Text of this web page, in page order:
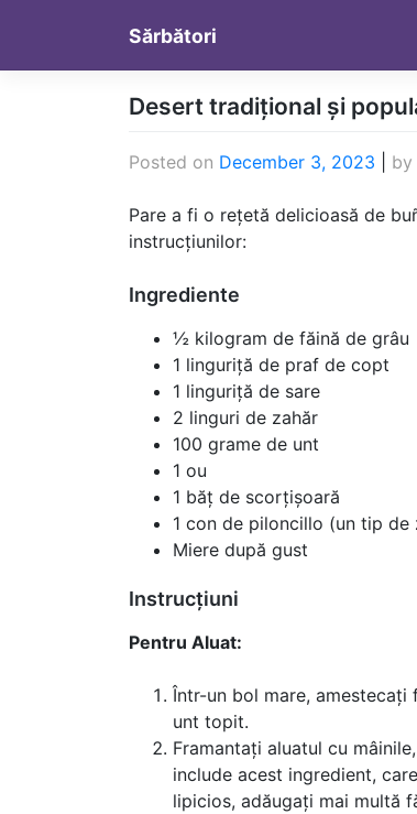
content
Sărbători
Desert tradițional și
Posted on December 3, 2023 by
Pare a fi o rețetă delicioasă de
instrucțiunilor:
Ingrediente
½ kilogram de făină de grâu
1 linguriță de praf de copt
1 linguriță de sare
2 linguri de zahăr
100 grame de unt
1 ou
1 băț de scorțișoară
1 con de piloncillo (un tip de
Miere după gust
Instrucțiuni
Pentru Aluat:
Într-un bol mare, amestecați
unt topit.
Framantați aluatul cu
include acest ingredient,
lipicios, adăugați mai multă